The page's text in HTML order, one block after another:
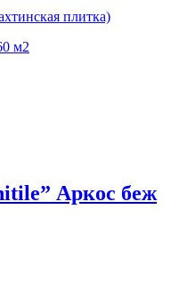
плитка)
м2
Аркос беж